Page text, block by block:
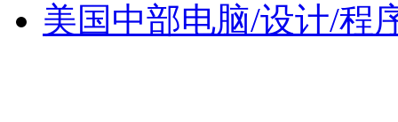
美国中部电脑/设计/程